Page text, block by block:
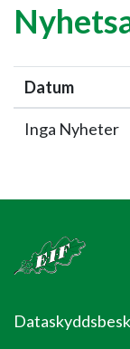
Datum
Inga Nyheter